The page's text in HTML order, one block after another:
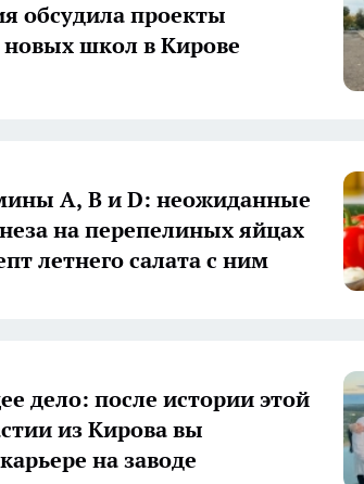
обсудила проекты
новых школ в Кирове
А, В и D: неожиданные
на перепелиных яйцах
летнего салата с ним
дело: после истории этой
из Кирова вы
на заводе